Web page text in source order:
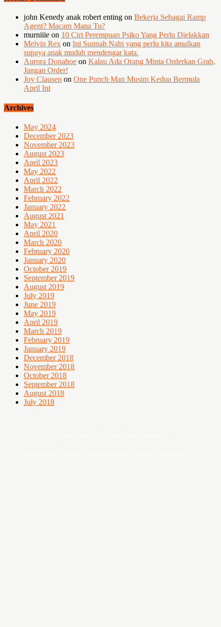
john Kenedy anak robert enting on Bekerja Sebagai Ramp
Agent? Macam Mana Tu?
murniiie on 10 Ciri Perempuan Psiko Yang Perlu Dielakkan
Melvin Rex on Ini Sunnah Nabi yang perlu kita amalkan
supaya anak mudah mendengar kata.
Aurora Donahoe on Kalau Ada Orang Minta Orderkan Grab,
Jangan Order!
Joy Clausen on One Punch Man Musim Kedua Bermula
April Ini
Archives
May 2024
December 2023
November 2023
August 2023
April 2023
May 2022
April 2022
March 2022
February 2022
January 2022
August 2021
May 2021
April 2020
March 2020
February 2020
January 2020
October 2019
September 2019
August 2019
July 2019
June 2019
May 2019
April 2019
March 2019
February 2019
January 2019
December 2018
November 2018
October 2018
September 2018
August 2018
July 2018